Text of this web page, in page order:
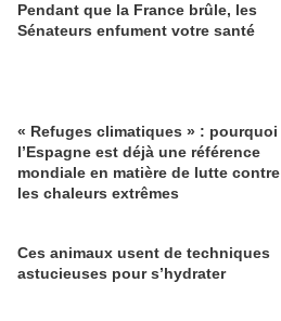
Pendant que la France brûle, les
Sénateurs enfument votre santé
« Refuges climatiques » : pourquoi
l’Espagne est déjà une référence
mondiale en matière de lutte contre
les chaleurs extrêmes
Ces animaux usent de techniques
astucieuses pour s’hydrater